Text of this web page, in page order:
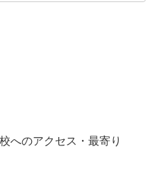
へのアクセス・最寄り